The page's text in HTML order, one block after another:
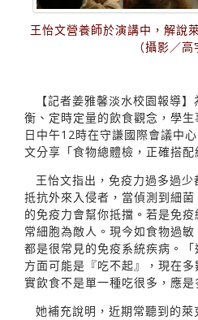
王怡文營養師於演講中，解說
（攝影／高
【記者姜雅馨淡水校園報導
衡、定時定量的飲食觀念，學
日中午12時在守謙國際會議中
文分享「食物總體檢，正確搭配
王怡文指出，免疫力過多過
抵抗外來入侵者，當偵測到細
的免疫力會幫你抵擋。若是免
常細胞為敵人。現今如食物過
都是很常見的免疫系統疾病。
方面可能是『吃不起』，現在
實飲食不是單一種吃很多，應是
她補充說明，近期常聽到的萊